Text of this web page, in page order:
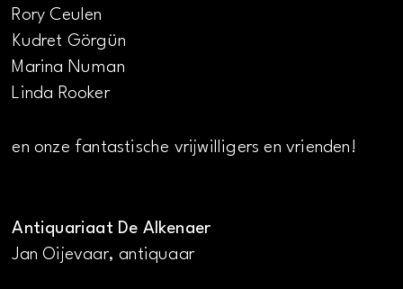
Rory Ceulen
Kudret Görgün
Marina Numan
Linda Rooker
en onze fantastische vrijwilligers en vrienden!
Antiquariaat De Alkenaer
Jan Oijevaar, antiquaar